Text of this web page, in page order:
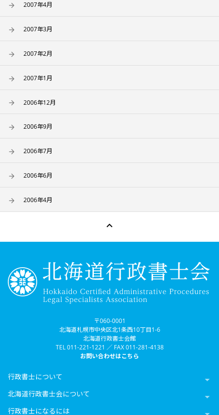
2007年4月
2007年3月
2007年2月
2007年1月
2006年12月
2006年9月
2006年7月
2006年6月
2006年4月

〒060-0001
北海道札幌市中央区北1条西10丁目1-6
北海道行政書士会館
TEL 011-221-1221 ／ FAX 011-281-4138
お問い合わせはこちら
行政書士について 
北海道行政書士会について 
行政書士になるには